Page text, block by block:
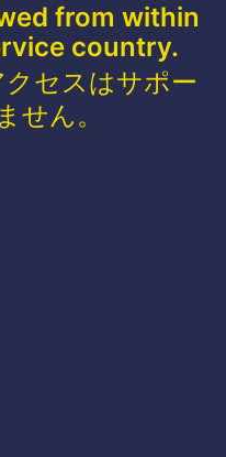
from within
country.
セスはサポー
せん。